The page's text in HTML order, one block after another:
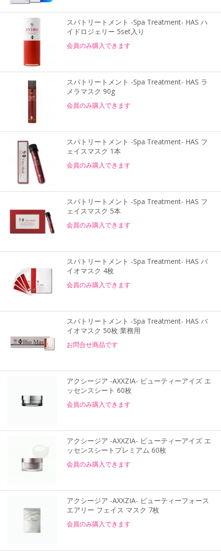
スパトリートメント -Spa Treatment- HAS ハ
イドロジェリー 5set入り
会員のみ購入できます
スパトリートメント -Spa Treatment- HAS ラ
メラマスク 90g
会員のみ購入できます
スパトリートメント -Spa Treatment- HAS フ
ェイスマスク 1本
会員のみ購入できます
スパトリートメント -Spa Treatment- HAS フ
ェイスマスク 5本
会員のみ購入できます
スパトリートメント -Spa Treatment- HAS バ
イオマスク 4枚
会員のみ購入できます
スパトリートメント -Spa Treatment- HAS バ
イオマスク 50枚 業務用
お問合せ商品です
アクシージア -AXXZIA- ビューティーアイズ エ
ッセンスシート 60枚
会員のみ購入できます
アクシージア -AXXZIA- ビューティーアイズ エ
ッセンスシートプレミアム 60枚
会員のみ購入できます
アクシージア -AXXZIA- ビューティーフォース
エアリー フェイス マスク 7枚
会員のみ購入できます